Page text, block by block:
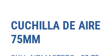
CUCHILLA DE
75MM